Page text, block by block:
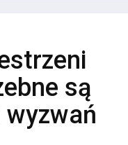
są